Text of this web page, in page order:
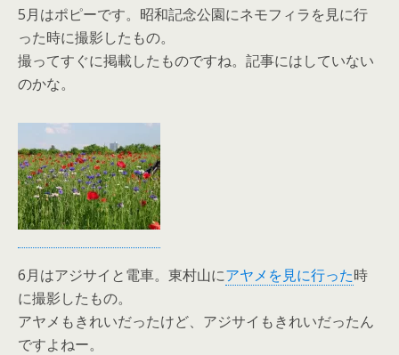
5月はポピーです。昭和記念公園にネモフィラを見に行
った時に撮影したもの。
撮ってすぐに掲載したものですね。記事にはしていない
のかな。
6月はアジサイと電車。東村山にアヤメを見に行った時
に撮影したもの。
アヤメもきれいだったけど、アジサイもきれいだったん
ですよねー。